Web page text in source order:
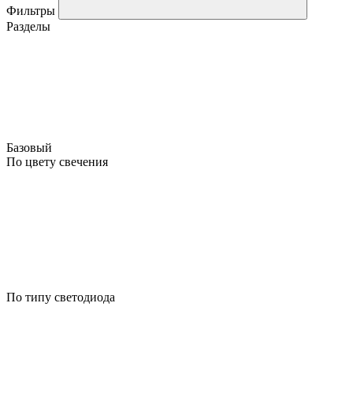
Фильтры
Разделы
Базовый
По цвету свечения
По типу светодиода